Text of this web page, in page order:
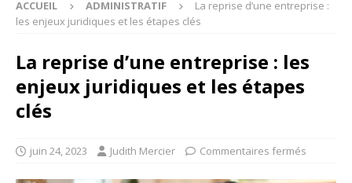
ACCUEIL ADMINISTRATIF
La reprise d’une entreprise :
les enjeux juridiques et les étapes clés
La reprise d’une entreprise : les
enjeux juridiques et les étapes
clés
juin 24, 2023 Judith Mercier Commentaires fermés